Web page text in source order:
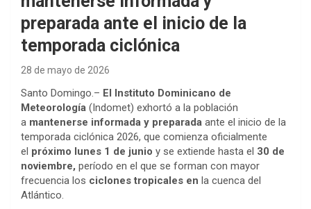
preparada ante el inicio de la
temporada ciclónica
28 de mayo de 2026
Santo Domingo.– El Instituto Dominicano de
Meteorología (Indomet) exhortó a la población
a mantenerse informada y preparada ante el inicio de la
temporada ciclónica 2026, que comienza oficialmente
el próximo lunes 1 de junio y se extiende hasta el 30 de
noviembre, período en el que se forman con mayor
frecuencia los ciclones tropicales en la cuenca del
Atlántico.